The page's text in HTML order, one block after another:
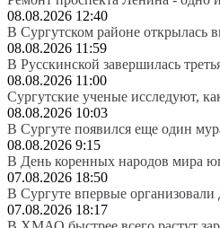
08.08.2026 12:40
В Сургутском районе открылась
08.08.2026 11:59
В Русскинской завершилась
08.08.2026 11:00
Сургутские ученые исследуют,
08.08.2026 10:03
В Сургуте появился еще один
08.08.2026 9:15
В День коренных народов мира
07.08.2026 18:50
В Сургуте впервые организовали
07.08.2026 18:17